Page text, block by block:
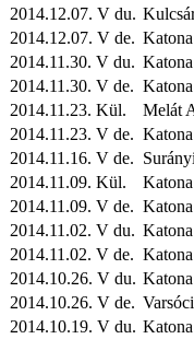
2014.12.07. V du.
2014.12.07. V de.
2014.11.30. V du.
2014.11.30. V de.
2014.11.23. Kül. Melát
2014.11.23. V de.
2014.11.16. V de.
2014.11.09. Kül.
2014.11.09. V de.
2014.11.02. V du.
2014.11.02. V de.
2014.10.26. V du.
2014.10.26. V de.
2014.10.19. V du.